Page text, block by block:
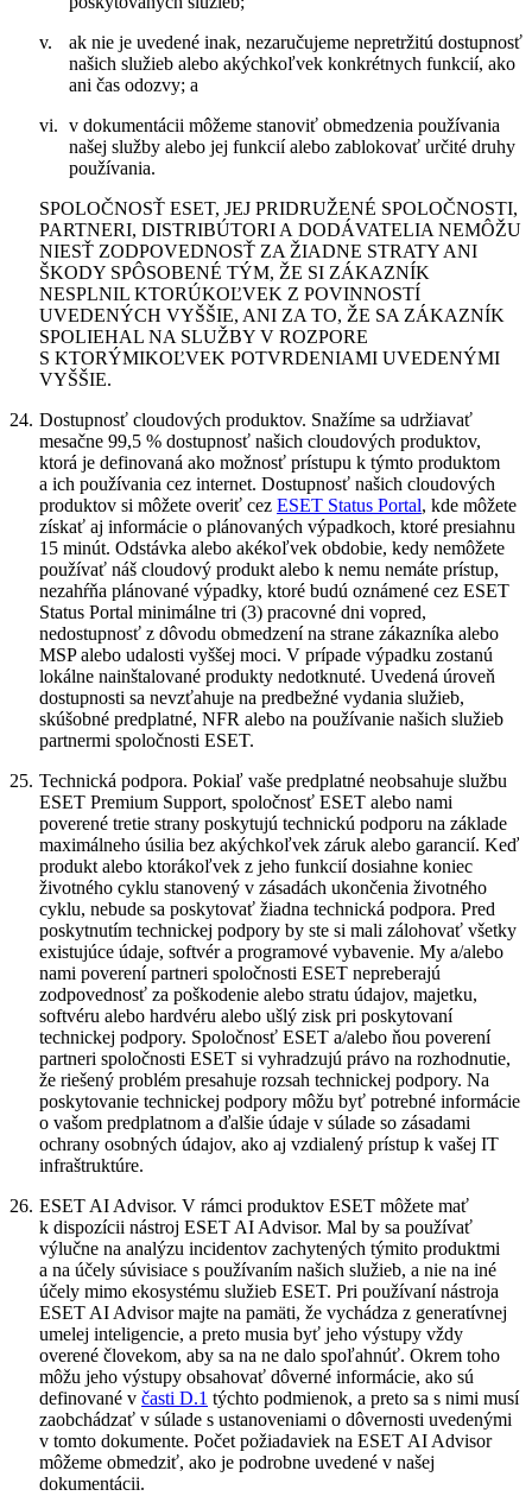
v.
ak nie je uvedené inak, nezaručujeme nepretržitú dostupnosť
našich služieb alebo akýchkoľvek konkrétnych funkcií, ako
ani čas odozvy; a
vi. v dokumentácii môžeme stanoviť obmedzenia používania
našej služby alebo jej funkcií alebo zablokovať určité druhy
používania.
SPOLOČNOSŤ ESET, JEJ PRIDRUŽENÉ SPOLOČNOSTI,
PARTNERI, DISTRIBÚTORI A DODÁVATELIA NEMÔŽU
NIESŤ ZODPOVEDNOSŤ ZA ŽIADNE STRATY ANI
ŠKODY SPÔSOBENÉ TÝM, ŽE SI ZÁKAZNÍK
NESPLNIL KTORÚKOĽVEK Z POVINNOSTÍ
UVEDENÝCH VYŠŠIE, ANI ZA TO, ŽE SA ZÁKAZNÍK
SPOLIEHAL NA SLUŽBY V ROZPORE
S KTORÝMIKOĽVEK POTVRDENIAMI UVEDENÝMI
VYŠŠIE.
24. Dostupnosť cloudových produktov. Snažíme sa udržiavať
mesačne 99,5 % dostupnosť našich cloudových produktov,
ktorá je definovaná ako možnosť prístupu k týmto produktom
a ich používania cez internet. Dostupnosť našich cloudových
produktov si môžete overiť cez ESET Status Portal, kde môžete
získať aj informácie o plánovaných výpadkoch, ktoré presiahnu
15 minút. Odstávka alebo akékoľvek obdobie, kedy nemôžete
používať náš cloudový produkt alebo k nemu nemáte prístup,
nezahŕňa plánované výpadky, ktoré budú oznámené cez ESET
Status Portal minimálne tri (3) pracovné dni vopred,
nedostupnosť z dôvodu obmedzení na strane zákazníka alebo
MSP alebo udalosti vyššej moci. V prípade výpadku zostanú
lokálne nainštalované produkty nedotknuté. Uvedená úroveň
dostupnosti sa nevzťahuje na predbežné vydania služieb,
skúšobné predplatné, NFR alebo na používanie našich služieb
partnermi spoločnosti ESET.
25. Technická podpora. Pokiaľ vaše predplatné neobsahuje službu
ESET Premium Support, spoločnosť ESET alebo nami
poverené tretie strany poskytujú technickú podporu na základe
maximálneho úsilia bez akýchkoľvek záruk alebo garancií. Keď
produkt alebo ktorákoľvek z jeho funkcií dosiahne koniec
životného cyklu stanovený v zásadách ukončenia životného
cyklu, nebude sa poskytovať žiadna technická podpora. Pred
poskytnutím technickej podpory by ste si mali zálohovať všetky
existujúce údaje, softvér a programové vybavenie. My a/alebo
nami poverení partneri spoločnosti ESET nepreberajú
zodpovednosť za poškodenie alebo stratu údajov, majetku,
softvéru alebo hardvéru alebo ušlý zisk pri poskytovaní
technickej podpory. Spoločnosť ESET a/alebo ňou poverení
partneri spoločnosti ESET si vyhradzujú právo na rozhodnutie,
že riešený problém presahuje rozsah technickej podpory. Na
poskytovanie technickej podpory môžu byť potrebné informácie
o vašom predplatnom a ďalšie údaje v súlade so zásadami
ochrany osobných údajov, ako aj vzdialený prístup k vašej IT
infraštruktúre.
26. ESET AI Advisor. V rámci produktov ESET môžete mať
k dispozícii nástroj ESET AI Advisor. Mal by sa používať
výlučne na analýzu incidentov zachytených týmito produktmi
a na účely súvisiace s používaním našich služieb, a nie na iné
účely mimo ekosystému služieb ESET. Pri používaní nástroja
ESET AI Advisor majte na pamäti, že vychádza z generatívnej
umelej inteligencie, a preto musia byť jeho výstupy vždy
overené človekom, aby sa na ne dalo spoľahnúť. Okrem toho
môžu jeho výstupy obsahovať dôverné informácie, ako sú
definované v časti D.1 týchto podmienok, a preto sa s nimi musí
zaobchádzať v súlade s ustanoveniami o dôvernosti uvedenými
v tomto dokumente. Počet požiadaviek na ESET AI Advisor
môžeme obmedziť, ako je podrobne uvedené v našej
dokumentácii.